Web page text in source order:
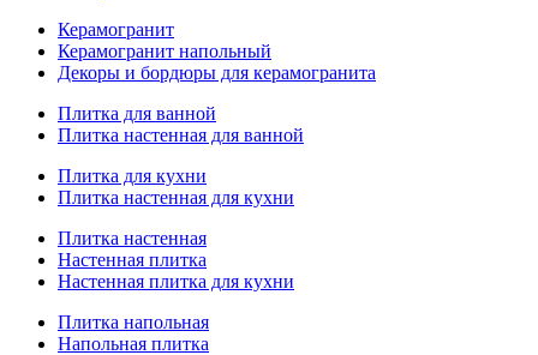
Керамогранит
Керамогранит напольный
Декоры и бордюры для керамогранита
Плитка для ванной
Плитка настенная для ванной
Плитка для кухни
Плитка настенная для кухни
Плитка настенная
Настенная плитка
Настенная плитка для кухни
Плитка напольная
Напольная плитка